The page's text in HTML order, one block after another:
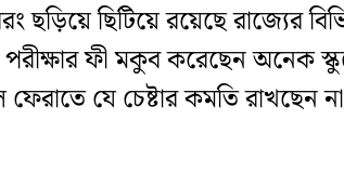
ছড়িয়ে ছিটিয়ে রয়েছে রাজ্যের
ফী মকুব করেছেন অনেক
ফেরাতে যে চেষ্টার কমতি রাখছেন